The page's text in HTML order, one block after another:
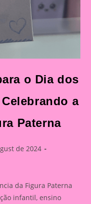
o Dia dos
a
Paterna
de 2024
da Figura Paterna
infantil, ensino